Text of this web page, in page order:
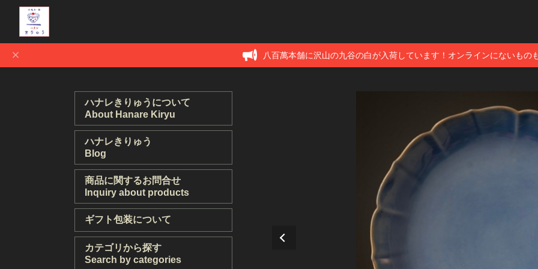
八百萬本舗に沢山の九谷の白が入荷しています！オンラインにないもの
ハナレきりゅうについて
About Hanare Kiryu
ハナレきりゅう
Blog
商品に関するお問合せ
Inquiry about products
ギフト包装について
カテゴリから探す
Search by categories